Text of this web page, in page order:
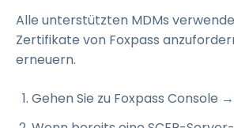
Alle unterstützten MDMs
Zertifikate von Foxpass
erneuern.
Gehen Sie zu Foxpass Console →